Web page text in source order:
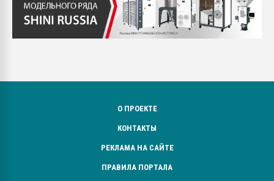
О ПРОЕКТЕ
КОНТАКТЫ
РЕКЛАМА НА САЙТЕ
ПРАВИЛА ПОРТАЛА